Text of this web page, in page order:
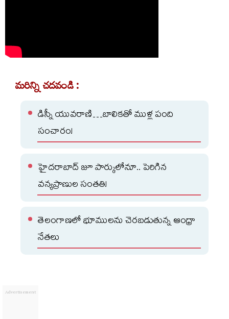
మరిన్ని చదవండి :
డిస్నీ యువరాణి…బాలికతో ముళ్ల పంది
సంచారం!
హైదరాబాద్ జూ పార్కులోనూ.. పెరిగిన
వన్యప్రాణుల సంతతి!
తెలంగాణలో భూములను చెరబడుతున్న ఆంధ్రా
నేతలు